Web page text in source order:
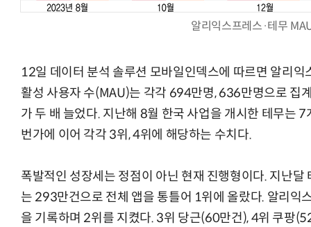
알리익스프레스·테무
12일 데이터 분석 솔루션 모바일인덱스에 따르면 알리
활성 사용자 수(MAU)는 각각 694만명, 636만명으로 집
가 두 배 늘었다. 지난해 8월 한국 사업을 개시한 테무는
번가에 이어 각각 3위, 4위에 해당하는 수치다.
폭발적인 성장세는 정점이 아닌 현재 진행형이다. 지난
는 293만건으로 전체 앱을 통틀어 1위에 올랐다. 알리익
을 기록하며 2위를 지켰다. 3위 당근(60만건), 4위 쿠팡